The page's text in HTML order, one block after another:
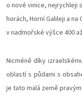
o nové vinice, nejrychleji
horách, Horní Galileji a
v nadmořské výšce 400
Nicméně díky
oblastí s půdami s
je tato malá země